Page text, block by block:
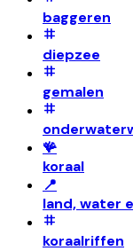
baggeren
diepzee
gemalen
🪸
koraal
📍
land, water
koraalriffen